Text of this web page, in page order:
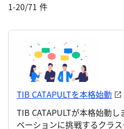
1-20/71 件
TIB CATAPULTを本格始動
TIB CATAPULTが本格始動
ベーションに挑戦するクラ